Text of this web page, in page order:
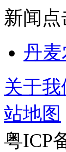
新闻
丹
关于我
站地图
粤ICP